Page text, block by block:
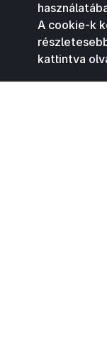
A cookie-k
kattintva